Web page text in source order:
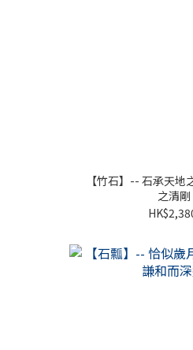
【竹石】-- 石承天地
之清剛